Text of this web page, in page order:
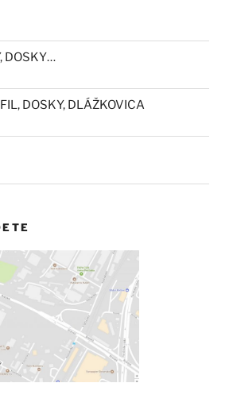
DOSKY…
DOSKY, DLÁŽKOVICA